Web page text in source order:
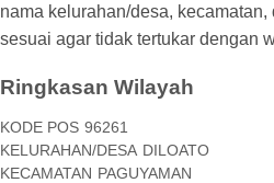
nama kelurahan/desa,
sesuai agar tidak tertukar dengan
Ringkasan Wilayah
KODE POS 96261
KELURAHAN/DESA DILOATO
KECAMATAN PAGUYAMAN